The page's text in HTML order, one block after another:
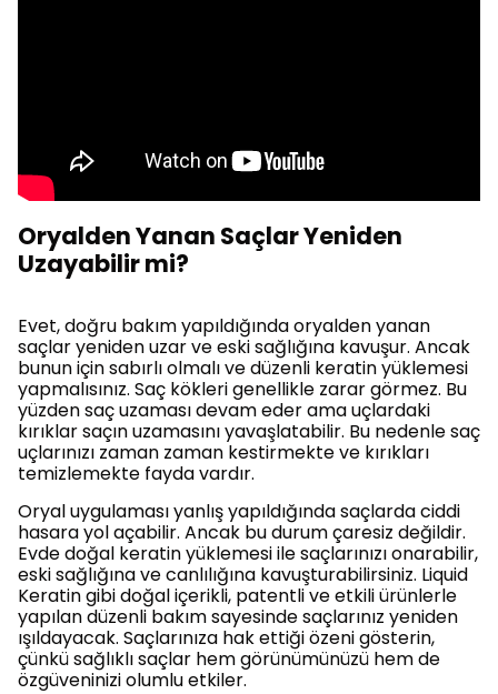
Oryalden Yanan Saçlar Yeniden
Uzayabilir mi?
Evet, doğru bakım yapıldığında oryalden yanan
saçlar yeniden uzar ve eski sağlığına kavuşur. Ancak
bunun için sabırlı olmalı ve düzenli keratin yüklemesi
yapmalısınız. Saç kökleri genellikle zarar görmez. Bu
yüzden saç uzaması devam eder ama uçlardaki
kırıklar saçın uzamasını yavaşlatabilir. Bu nedenle saç
uçlarınızı zaman zaman kestirmekte ve kırıkları
temizlemekte fayda vardır.
Oryal uygulaması yanlış yapıldığında saçlarda ciddi
hasara yol açabilir. Ancak bu durum çaresiz değildir.
Evde doğal keratin yüklemesi ile saçlarınızı onarabilir,
eski sağlığına ve canlılığına kavuşturabilirsiniz. Liquid
Keratin gibi doğal içerikli, patentli ve etkili ürünlerle
yapılan düzenli bakım sayesinde saçlarınız yeniden
ışıldayacak. Saçlarınıza hak ettiği özeni gösterin,
çünkü sağlıklı saçlar hem görünümünüzü hem de
özgüveninizi olumlu etkiler.